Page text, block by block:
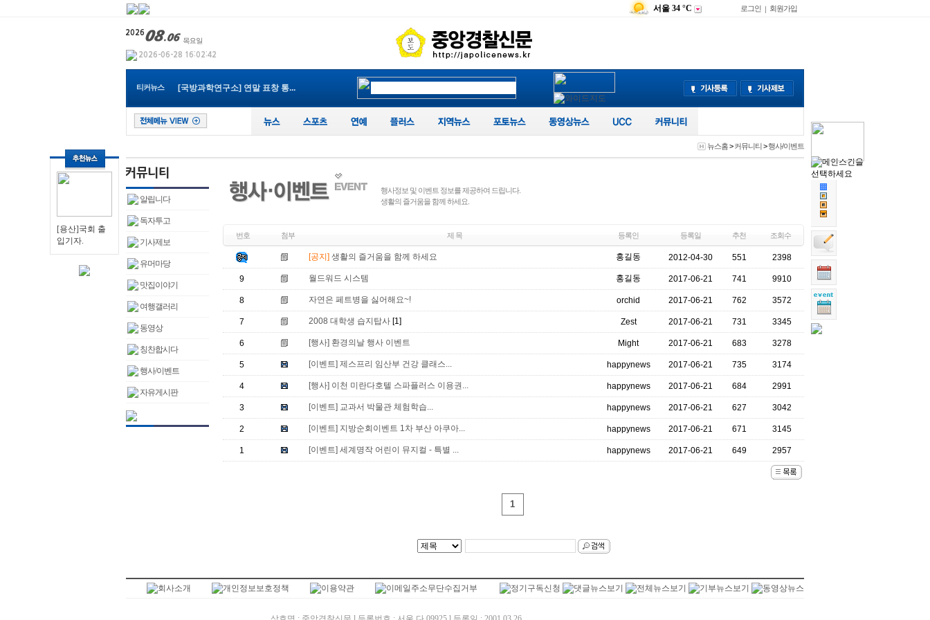
[용산]국회 출
입기자.
서울 34 °C 로그인 | 회원가입
티커뉴스
[충청남도]천안지역 럼피스킨 긴...
[국방과학연구소] 연말 표창 통...
[전북군산시]황철호 군산시부시...
[경상북도]경북도내, 코로나19 ...
[경기부천시]부천생활폐기물수집...
[경상북도]국제크루즈선 타고 포...
[충청남도]천안지역 럼피스킨 긴...
뉴스홈>커뮤니티>행사/이벤트
알립니다
독자투고
기사제보
유머마당
맛집이야기
여행갤러리
동영상
칭찬합시다
행사/이벤트
자유게시판
행사정보 및 이벤트 정보를 제공하여 드립니다.
생활의 즐거움을 함께 하세요.
번호 첨부 제 목 등록인 등록일 추천 조회수
[공지] 생활의 즐거움을 함께 하세요 홍길동 2012-04-30 551 2398
9 월드워드 시스템 홍길동 2017-06-21 741 9910
8 자연은 페트병을 싫어해요~! orchid 2017-06-21 762 3572
7 2008 대학생 습지탑사 [1] Zest 2017-06-21 731 3345
6 [행사] 환경의날 행사 이벤트 Might 2017-06-21 683 3278
5 [이벤트] 제스프리 임산부 건강 클래스... happynews 2017-06-21 735 3174
4 [행사] 이천 미란다호텔 스파플러스 이용권... happynews 2017-06-21 684 2991
3 [이벤트] 교과서 박물관 체험학습... happynews 2017-06-21 627 3042
2 [이벤트] 지방순회이벤트 1차 부산 아쿠아... happynews 2017-06-21 671 3145
1 [이벤트] 세계명작 어린이 뮤지컬 - 특별 ... happynews 2017-06-21 649 2957
1